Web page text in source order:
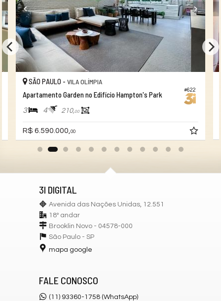
Espaço Fitness
Portaria 24h
Portão Eletrônico
Brinquedoteca
Câmeras de Segurança
Elevador
Depósito
Pìscina Térmica
#622
SÃO PAULO - VILA OLÍMPIA
Apartamento Garden no Edifício Hampton's Park
3 4 210,00
R$ 6.590.000, 00
3I DIGITAL
Avenida das Nações Unidas, 12.551
18º andar
Brooklin Novo - 04578-000
São Paulo - SP
mapa google
FALE CONOSCO
(11) 93360-1758 (WhatsApp)